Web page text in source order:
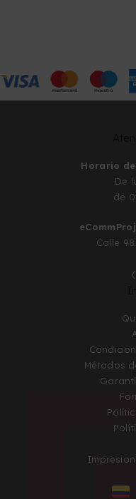
Horario
De
de
Calle
Métodos